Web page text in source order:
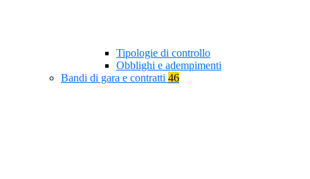
Tipologie di controllo
Obblighi e adempimenti
Bandi di gara e contratti 46